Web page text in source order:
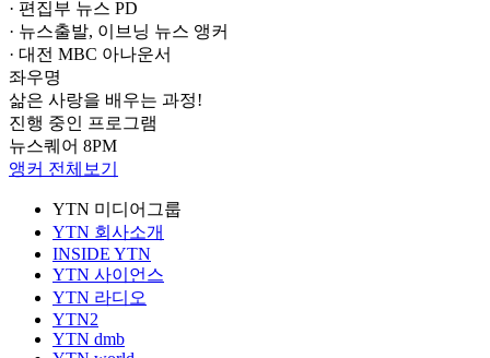
· 편집부 뉴스 PD
· 뉴스출발, 이브닝 뉴스 앵커
· 대전 MBC 아나운서
좌우명
삶은 사랑을 배우는 과정!
진행 중인 프로그램
뉴스퀘어 8PM
앵커 전체보기
YTN 미디어그룹
YTN 회사소개
INSIDE YTN
YTN 사이언스
YTN 라디오
YTN2
YTN dmb